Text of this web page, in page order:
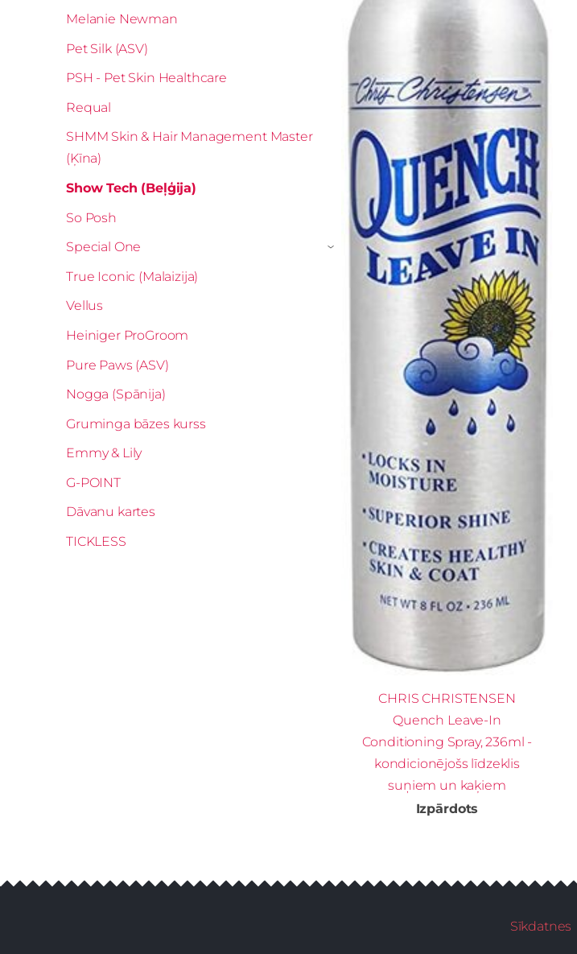
Melanie Newman
Pet Silk (ASV)
PSH - Pet Skin Healthcare
Requal
SHMM Skin & Hair Management Master
(Ķīna)
Show Tech (Beļģija)
So Posh
Special One
›
True Iconic (Malaizija)
Vellus
Heiniger ProGroom
Pure Paws (ASV)
Nogga (Spānija)
Gruminga bāzes kurss
Emmy & Lily
G-POINT
Dāvanu kartes
TICKLESS
CHRIS CHRISTENSEN
Quench Leave-In
Conditioning Spray, 236ml -
kondicionējošs līdzeklis
suņiem un kaķiem
Izpārdots
Sīkdatnes